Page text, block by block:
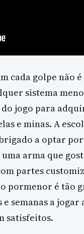
cada golpe não
sistema
jogo para
e minas. A
a optar
arma que
partes
pormenor é tão
semanas a
satisfeitos.